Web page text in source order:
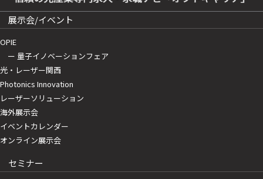
展示会/イベント
OPIE
ー 量子イノベーションフェア
光・レーザー関西
Photonics Innovation
レーザーソリューション
海外展示会
イベントカレンダー
オンライン展示会
セミナー